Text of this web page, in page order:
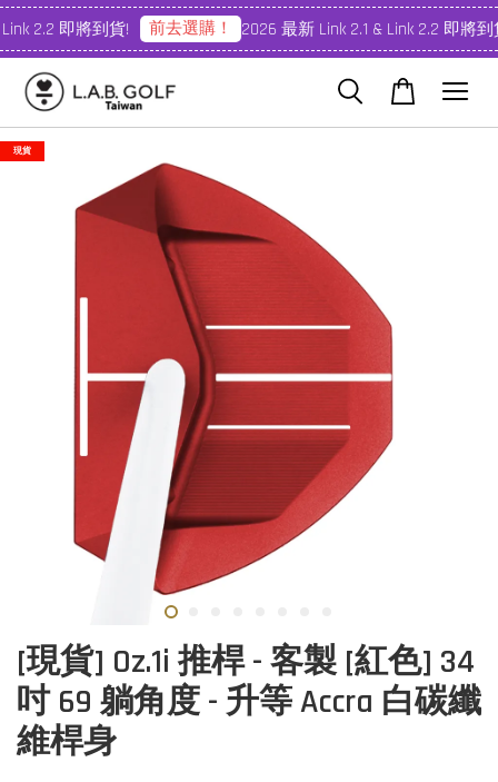
2.2 即將到貨! 前去選購！ 2026 最新 Link 2.1 & Link 2.2 即將到
現貨
[現貨] Oz.1i 推桿 - 客製 [紅色] 34
吋 69 躺角度 - 升等 Accra 白碳纖
維桿身